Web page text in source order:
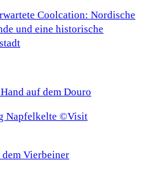
Coolcation: Nordische
und eine historische
auf dem Douro
Vierbeiner